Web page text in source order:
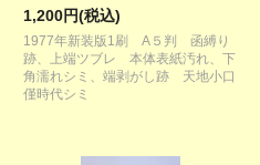
1,200円(税込)
1977年新装版1刷 A５判 函縛り
跡、上端ツブレ 本体表紙汚れ、下
角濡れシミ、端剥がし跡 天地小口
僅時代シミ